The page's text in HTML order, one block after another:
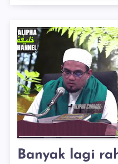
Banyak lagi